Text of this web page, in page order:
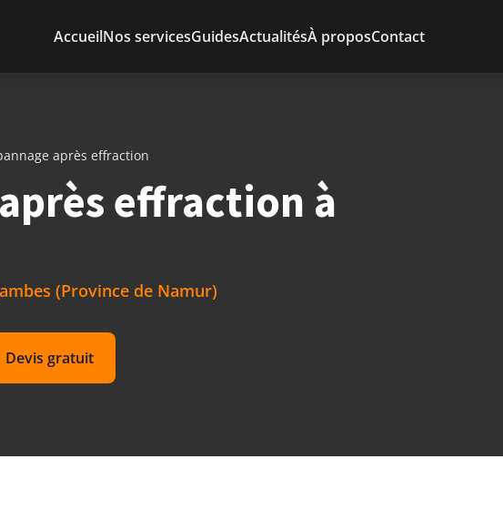
AccueilNos servicesGuidesActualitésÀ proposContact
après effraction
effraction à
(Province de Namur)
Devis gratuit